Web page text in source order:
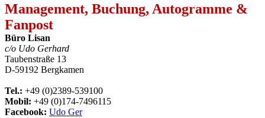
Management, Buchung, Autogramme &
Fanpost
Büro Lisan
c/o Udo Gerhard
Taubenstraße 13
D-59192 Bergkamen
Tel.: +49 (0)2389-539100
Mobil: +49 (0)174-7496115
Facebook: Udo Ger